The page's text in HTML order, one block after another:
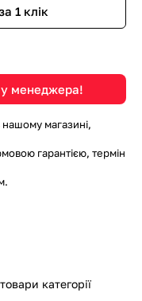
1 клiк
у менеджера!
нашому магазині,
гарантією, термін
категорії